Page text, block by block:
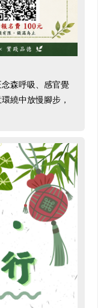
森呼吸、感官覺
繞中放慢腳步，